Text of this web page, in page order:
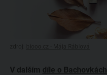
V dalším díle o Bachovkách